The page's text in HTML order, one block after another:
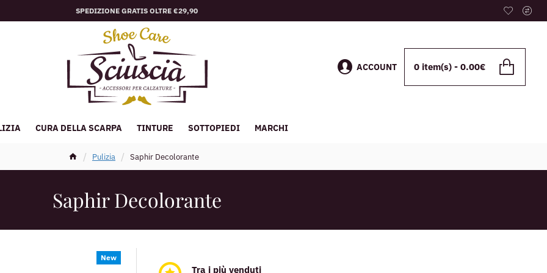
SPEDIZIONE GRATIS OLTRE €29,90
ACCOUNT 0 item(s) - 0.00€
CURA DELLA SCARPA TINTURE SOTTOPIEDI MARCHI
Pulizia Saphir Decolorante
Saphir Decolorante
New
Tra i più venduti